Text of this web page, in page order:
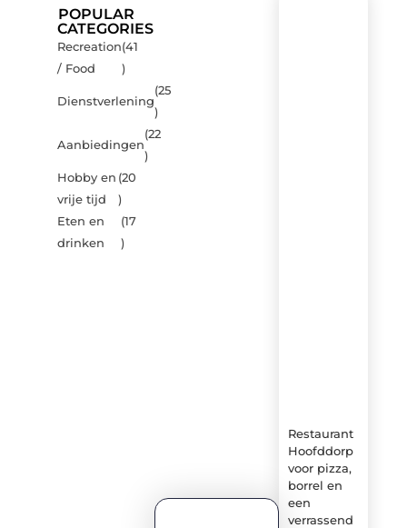
POPULAR
CATEGORIES
Recreation
/ Food
(41
)
Dienstverlening
(25
)
Aanbiedingen
(22
)
Hobby en
vrije tijd
(20
)
Eten en
drinken
(17
)
Restaurant
Hoofddorp
voor pizza,
borrel en
een
verrassend